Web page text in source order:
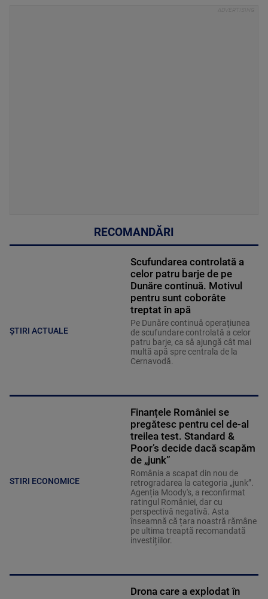
RECOMANDĂRI
ȘTIRI ACTUALE
Scufundarea controlată a
celor patru barje de pe
Dunăre continuă. Motivul
pentru sunt coborâte
treptat în apă
Pe Dunăre continuă operațiunea
de scufundare controlată a celor
patru barje, ca să ajungă cât mai
multă apă spre centrala de la
Cernavodă.
STIRI ECONOMICE
Finanțele României se
pregătesc pentru cel de-al
treilea test. Standard &
Poor’s decide dacă scapăm
de „junk”
România a scapat din nou de
retrogradarea la categoria „junk”.
Agenția Moody's, a reconfirmat
ratingul României, dar cu
perspectivă negativă. Asta
înseamnă că țara noastră rămâne
pe ultima treaptă recomandată
investițiilor.
Drona care a explodat în